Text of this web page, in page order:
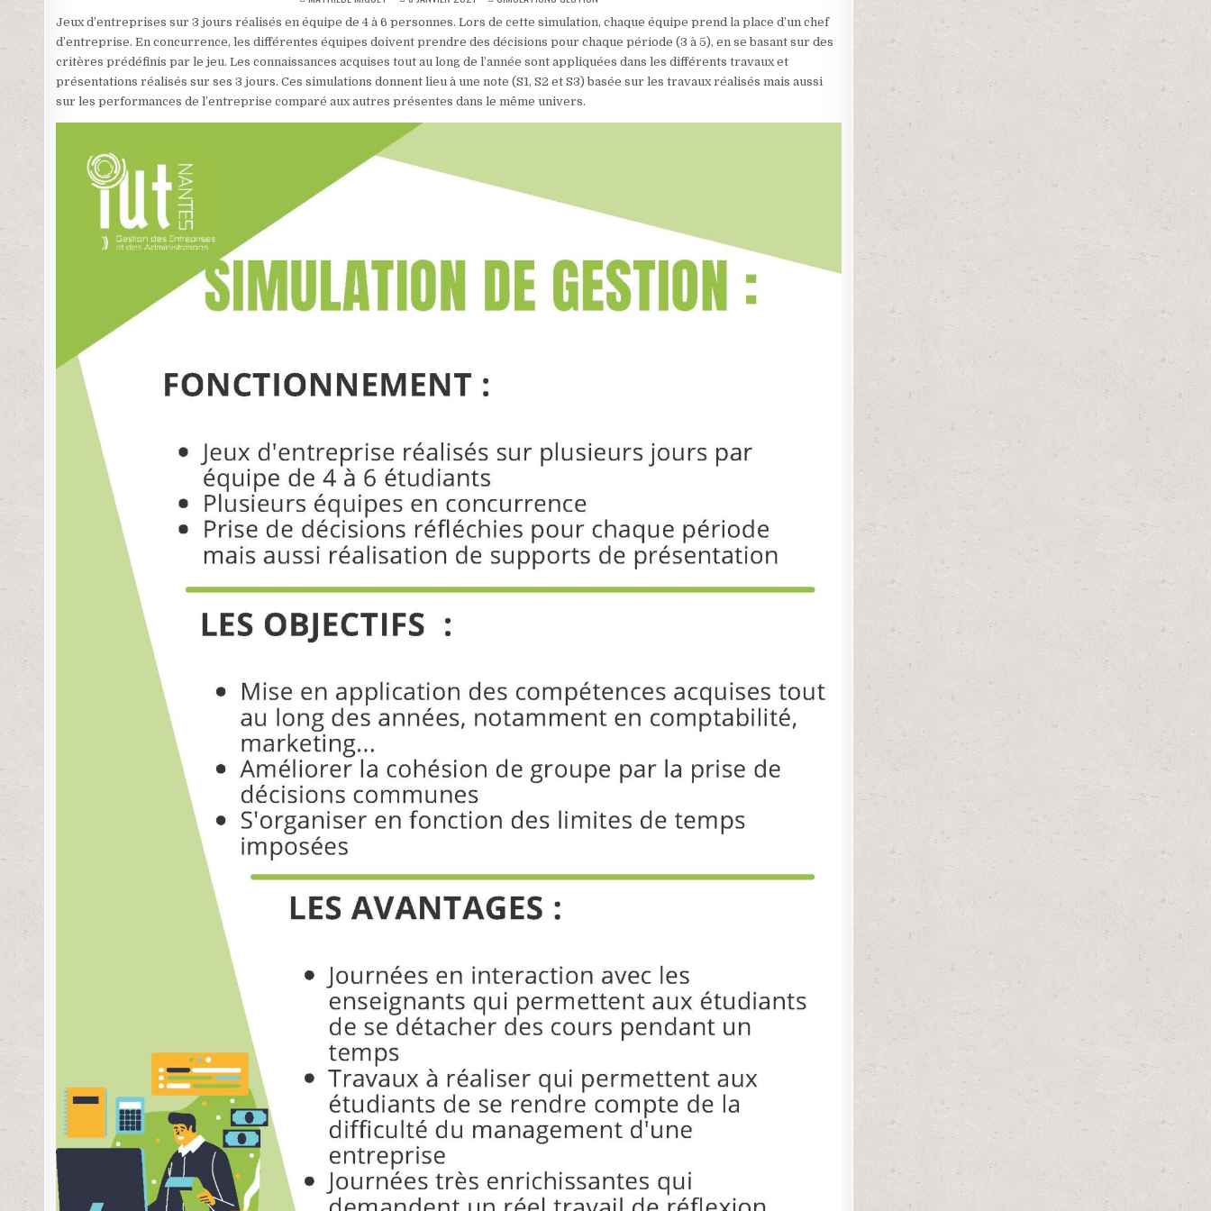
IN
Jeux d’entreprises sur 3 jours réalisés en équipe de 4 à 6 personnes. Lors de cette simulation, chaque équipe prend la place d’un chef
d’entreprise. En concurrence, les différentes équipes doivent prendre des décisions pour chaque période (3 à 5), en se basant sur des
critères prédéfinis par le jeu. Les connaissances acquises tout au long de l’année sont appliquées dans les différents travaux et
présentations réalisés sur ses 3 jours. Ces simulations donnent lieu à une note (S1, S2 et S3) basée sur les travaux réalisés mais aussi
sur les performances de l’entreprise comparé aux autres présentes dans le même univers.